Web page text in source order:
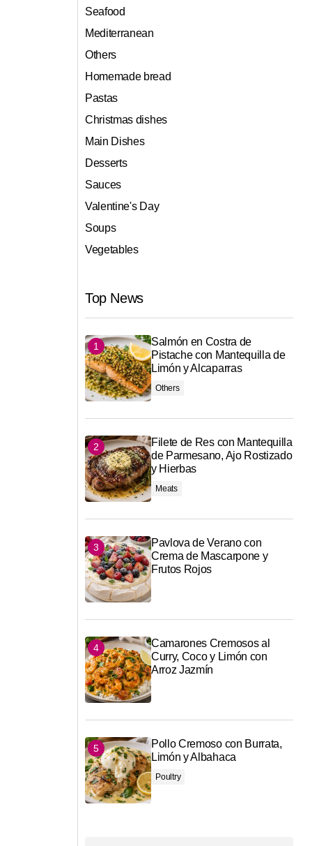
Seafood
Mediterranean
Others
Homemade bread
Pastas
Christmas dishes
Main Dishes
Desserts
Sauces
Valentine's Day
Soups
Vegetables
Top News
Salmón en Costra de
Pistache con Mantequilla de
Limón y Alcaparras
Others
Filete de Res con Mantequilla
de Parmesano, Ajo Rostizado
y Hierbas
Meats
Pavlova de Verano con
Crema de Mascarpone y
Frutos Rojos
Camarones Cremosos al
Curry, Coco y Limón con
Arroz Jazmín
Pollo Cremoso con Burrata,
Limón y Albahaca
Poultry